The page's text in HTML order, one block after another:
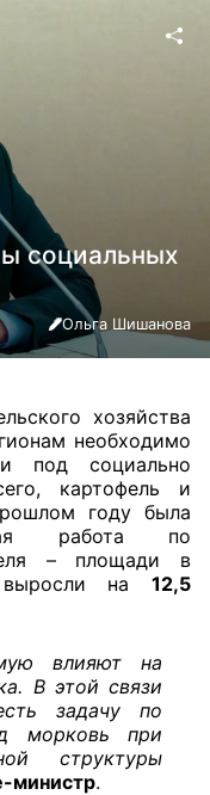
социальных
Ольга Шишанова
хозяйства
необходимо
под социально
картофель и
году была
работа по
– площади в
выросли на 12,5
влияют на
В этой связи
задачу по
морковь при
структуры
министр.